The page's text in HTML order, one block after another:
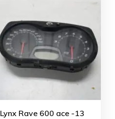
Lynx Rave 600 ace -13